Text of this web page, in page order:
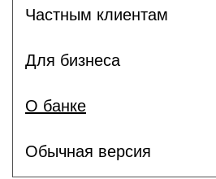
Частным клиентам
Для бизнеса
О банке
Обычная версия